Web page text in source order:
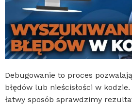
Debugowanie to proces
błędów lub nieścisłości w
łatwy sposób sprawdzimy